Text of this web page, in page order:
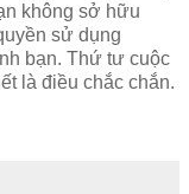
không sở hữu
sử dụng
bạn. Thứ tư cuộc
là điều chắc chắn.